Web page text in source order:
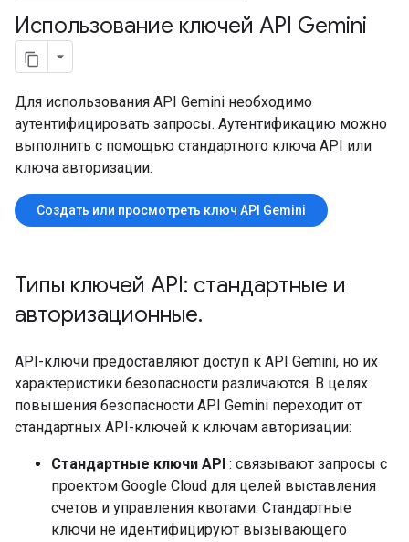
Использование ключей API Gemini
Для использования API Gemini необходимо
аутентифицировать запросы. Аутентификацию можно
выполнить с помощью стандартного ключа API или
ключа авторизации.
Создать или просмотреть ключ API Gemini
Типы ключей API: стандартные и
авторизационные.
API-ключи предоставляют доступ к API Gemini, но их
характеристики безопасности различаются. В целях
повышения безопасности API Gemini переходит от
стандартных API-ключей к ключам авторизации:
Стандартные ключи API : связывают запросы с
проектом Google Cloud для целей выставления
счетов и управления квотами. Стандартные
ключи не идентифицируют вызывающего